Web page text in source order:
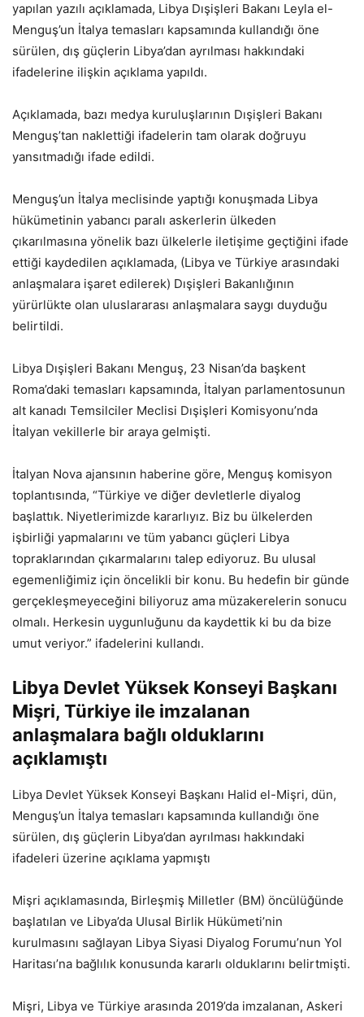
yapılan yazılı açıklamada, Libya Dışişleri Bakanı Leyla el-
Menguş’un İtalya temasları kapsamında kullandığı öne
sürülen, dış güçlerin Libya’dan ayrılması hakkındaki
ifadelerine ilişkin açıklama yapıldı.
Açıklamada, bazı medya kuruluşlarının Dışişleri Bakanı
Menguş’tan naklettiği ifadelerin tam olarak doğruyu
yansıtmadığı ifade edildi.
Menguş’un İtalya meclisinde yaptığı konuşmada Libya
hükümetinin yabancı paralı askerlerin ülkeden
çıkarılmasına yönelik bazı ülkelerle iletişime geçtiğini ifade
ettiği kaydedilen açıklamada, (Libya ve Türkiye arasındaki
anlaşmalara işaret edilerek) Dışişleri Bakanlığının
yürürlükte olan uluslararası anlaşmalara saygı duyduğu
belirtildi.
Libya Dışişleri Bakanı Menguş, 23 Nisan’da başkent
Roma’daki temasları kapsamında, İtalyan parlamentosunun
alt kanadı Temsilciler Meclisi Dışişleri Komisyonu’nda
İtalyan vekillerle bir araya gelmişti.
İtalyan Nova ajansının haberine göre, Menguş komisyon
toplantısında, “Türkiye ve diğer devletlerle diyalog
başlattık. Niyetlerimizde kararlıyız. Biz bu ülkelerden
işbirliği yapmalarını ve tüm yabancı güçleri Libya
topraklarından çıkarmalarını talep ediyoruz. Bu ulusal
egemenliğimiz için öncelikli bir konu. Bu hedefin bir günde
gerçekleşmeyeceğini biliyoruz ama müzakerelerin sonucu
olmalı. Herkesin uygunluğunu da kaydettik ki bu da bize
umut veriyor.” ifadelerini kullandı.
Libya Devlet Yüksek Konseyi Başkanı
Mişri, Türkiye ile imzalanan
anlaşmalara bağlı olduklarını
açıklamıştı
Libya Devlet Yüksek Konseyi Başkanı Halid el-Mişri, dün,
Menguş’un İtalya temasları kapsamında kullandığı öne
sürülen, dış güçlerin Libya’dan ayrılması hakkındaki
ifadeleri üzerine açıklama yapmıştı
Mişri açıklamasında, Birleşmiş Milletler (BM) öncülüğünde
başlatılan ve Libya’da Ulusal Birlik Hükümeti’nin
kurulmasını sağlayan Libya Siyasi Diyalog Forumu’nun Yol
Haritası’na bağlılık konusunda kararlı olduklarını belirtmişti.
Mişri, Libya ve Türkiye arasında 2019’da imzalanan, Askeri